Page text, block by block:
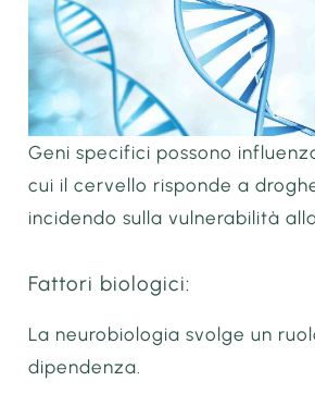
Geni specifici possono
cui il cervello risponde a
incidendo sulla vulnerabilità
Fattori biologici:
La neurobiologia svolge un
dipendenza.